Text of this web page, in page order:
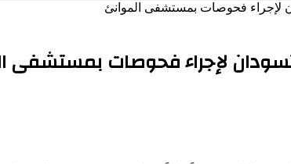
لإجراء فحوصات بمستشفى الموانئ
لإجراء فحوصات بمستشفى